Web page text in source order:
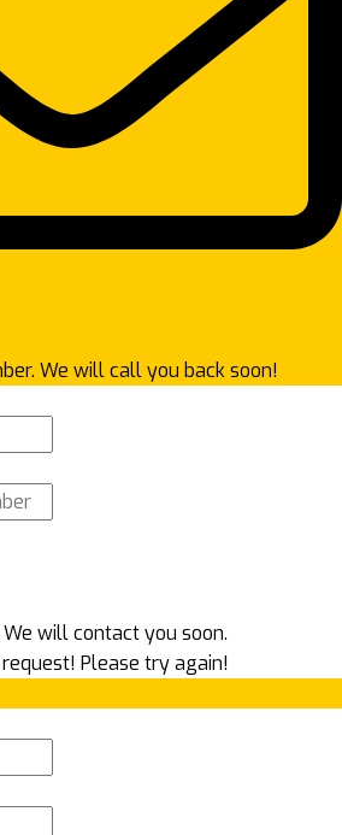
We will call you back soon!
will contact you soon.
Please try again!